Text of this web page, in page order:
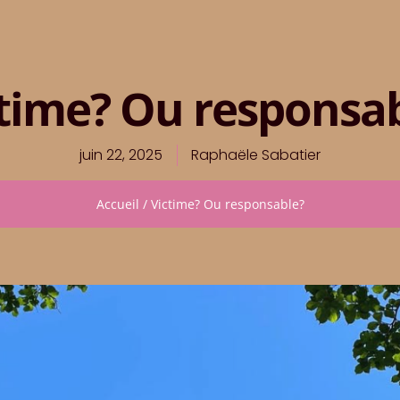
Ou
juin 22, 2025 Raphaële Sabatier
Accueil / Victime? Ou responsable?